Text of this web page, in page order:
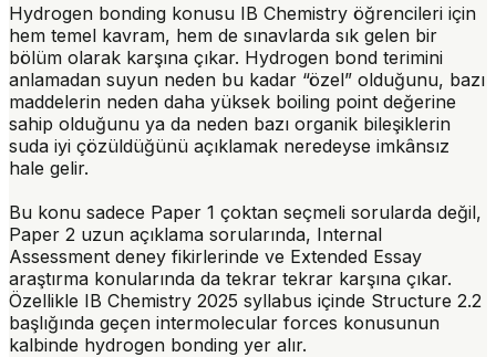
Hydrogen bonding konusu IB Chemistry öğrencileri için
hem temel kavram, hem de sınavlarda sık gelen bir
bölüm olarak karşına çıkar. Hydrogen bond terimini
anlamadan suyun neden bu kadar “özel” olduğunu, bazı
maddelerin neden daha yüksek boiling point değerine
sahip olduğunu ya da neden bazı organik bileşiklerin
suda iyi çözüldüğünü açıklamak neredeyse imkânsız
hale gelir.
Bu konu sadece Paper 1 çoktan seçmeli sorularda değil,
Paper 2 uzun açıklama sorularında, Internal
Assessment deney fikirlerinde ve Extended Essay
araştırma konularında da tekrar tekrar karşına çıkar.
Özellikle IB Chemistry 2025 syllabus içinde Structure 2.2
başlığında geçen intermolecular forces konusunun
kalbinde hydrogen bonding yer alır.